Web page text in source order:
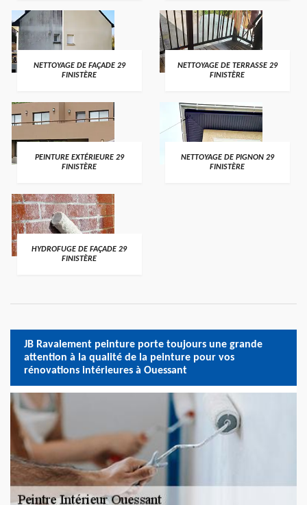
NETTOYAGE DE FAÇADE 29
FINISTÈRE
NETTOYAGE DE TERRASSE 29
FINISTÈRE
PEINTURE EXTÉRIEURE 29
FINISTÈRE
NETTOYAGE DE PIGNON 29
FINISTÈRE
HYDROFUGE DE FAÇADE 29
FINISTÈRE
JB Ravalement peinture porte toujours une grande
attention à la qualité de la peinture pour vos
rénovations intérieures à Ouessant